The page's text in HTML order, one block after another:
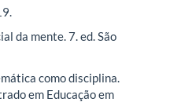
da mente. 7. ed. São
como disciplina.
em Educação em